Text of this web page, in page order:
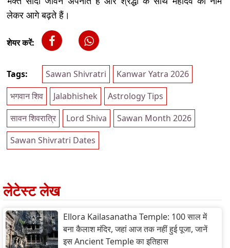
लेकर आगे बढ़ते हैं।
शेयर करें:
Tags: Sawan Shivratri
Kanwar Yatra 2026
भगवान शिव
Jalabhishek
Astrology Tips
सावन शिवरात्रि
Lord Shiva
Sawan Month 2026
Sawan Shivratri Dates
लेटेस्ट लेख
Ellora Kailasanatha Temple: 100 साल में
बना कैलाश मंदिर, जहां आज तक नहीं हुई पूजा, जानें
इस Ancient Temple का इतिहास